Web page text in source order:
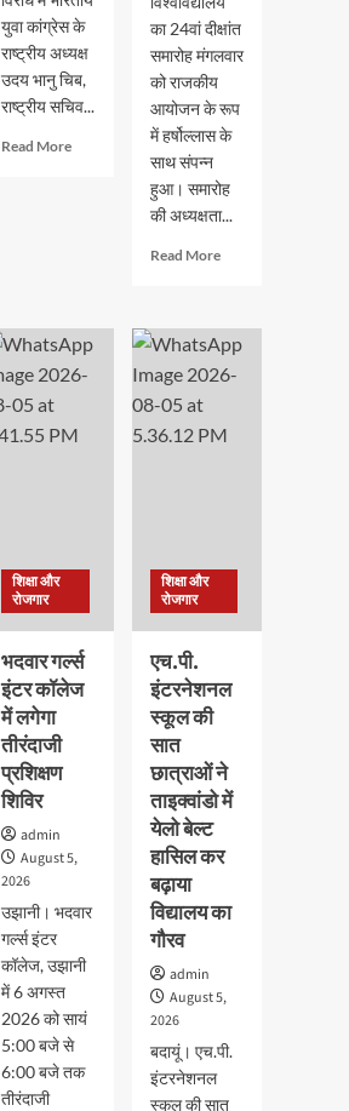
युवा कांग्रेस के
राष्ट्रीय अध्यक्ष
उदय भानु चिब,
राष्ट्रीय सचिव...
Read MoreRead
रामपुर
में
युवा
प्रदर्शन,
का 24वां दीक्षांत
समारोह मंगलवार
को राजकीय
आयोजन के रूप
में हर्षोल्लास के
साथ संपन्न
हुआ। समारोह
की अध्यक्षता...
Read MoreRead
रोहिलखंड
विश्वविद्यालय
दीक्षांत
अधिक
शिक्षा और
रोजगार
भदवार गर्ल्स
इंटर कॉलेज
में लगेगा
तीरंदाजी
प्रशिक्षण
शिविर
admin
August 5,
2026
उझानी। भदवार
गर्ल्स इंटर
कॉलेज, उझानी
में 6 अगस्त
2026 को सायं
5:00 बजे से
6:00 बजे तक
तीरंदाजी
शिक्षा और
रोजगार
एच.पी.
इंटरनेशनल
स्कूल की
सात
छात्राओं ने
ताइक्वांडो में
येलो बेल्ट
हासिल कर
बढ़ाया
विद्यालय का
गौरव
admin
August 5,
2026
बदायूं। एच.पी.
इंटरनेशनल
स्कूल की सात